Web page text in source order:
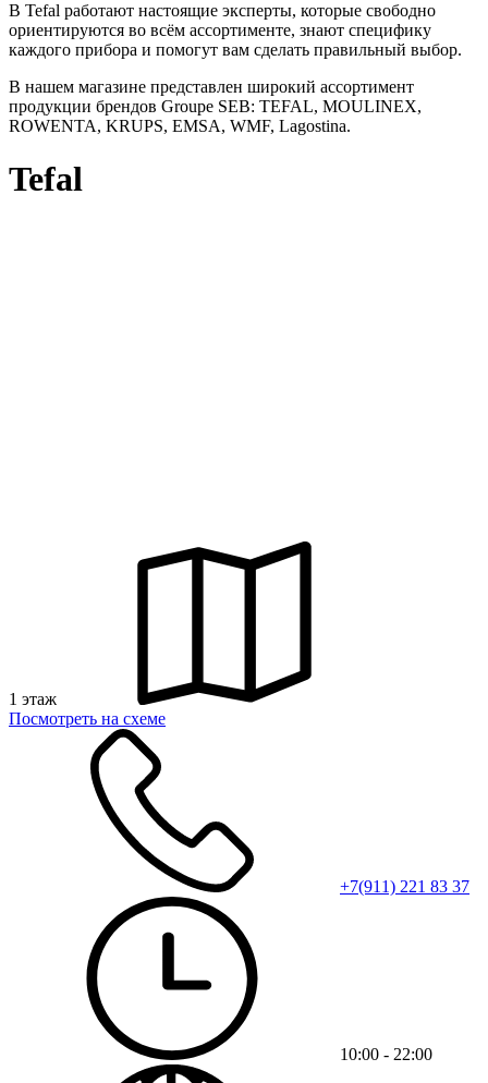
В Tefal работают настоящие эксперты, которые свободно
ориентируются во всём ассортименте, знают специфику
каждого прибора и помогут вам сделать правильный выбор.
В нашем магазине представлен широкий ассортимент
продукции брендов Groupe SEB: TEFAL, MOULINEX,
ROWENTA, KRUPS, EMSA, WMF, Lagostina.
Tefal
1 этаж
Посмотреть на схеме
+7(911) 221 83 37
10:00 - 22:00